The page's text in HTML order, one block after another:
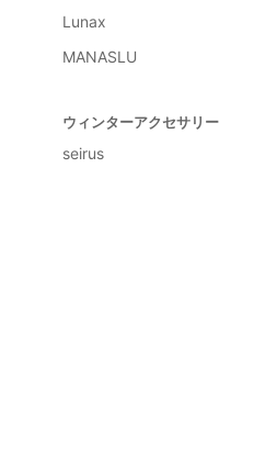
Lunax
MANASLU
ウィンターアクセサリー
seirus